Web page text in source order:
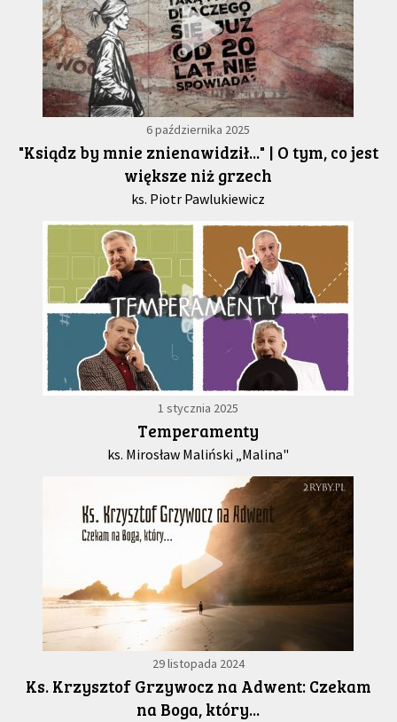
NEWSLETTER
DLA MEDIÓW
KONTAKT
6 października 2025
"Ksiądz by mnie znienawidził..." | O tym, co jest
większe niż grzech
ks. Piotr Pawlukiewicz
1 stycznia 2025
Temperamenty
ks. Mirosław Maliński „Malina"
29 listopada 2024
Ks. Krzysztof Grzywocz na Adwent: Czekam
na Boga, który...